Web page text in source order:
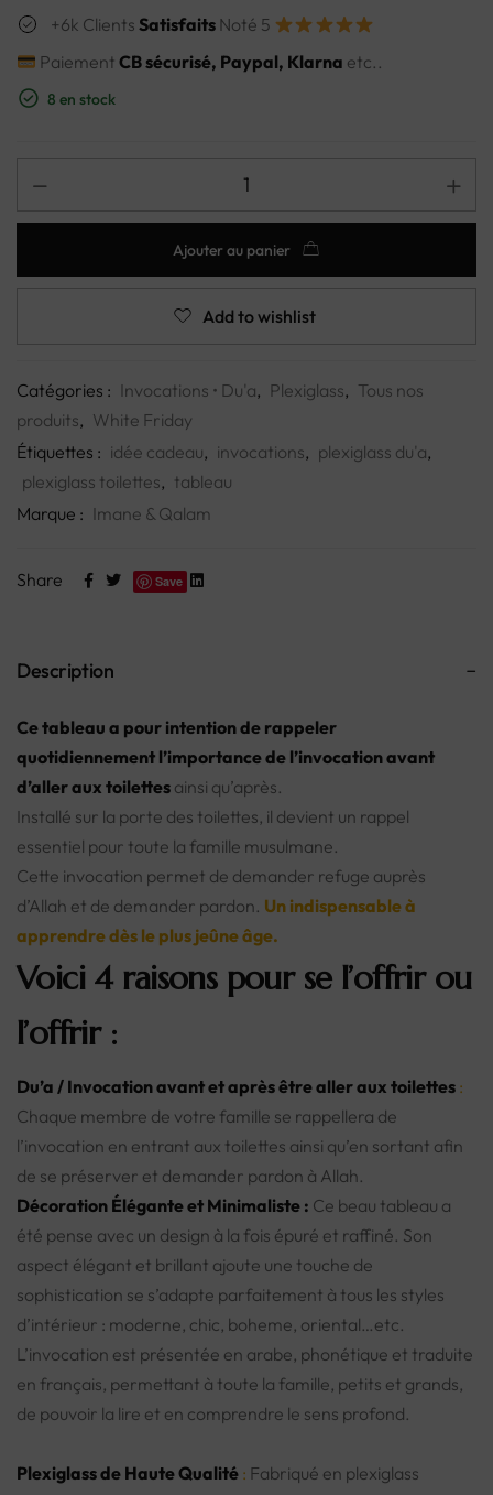
+6k Clients Satisfaits Noté 5
PaiementCB sécurisé, Paypal, Klarna etc..
8 en stock
Ajouter au panier
Add to wishlist
Catégories : Invocations • Du'a, Plexiglass, Tous nos
produits, White Friday
Étiquettes : idée cadeau, invocations, plexiglass du'a,
plexiglass toilettes, tableau
Marque : Imane & Qalam
Share Save
Description
Ce tableau a pour intention de rappeler
quotidiennement l’importance de l’invocation avant
d’aller aux toilettes ainsi qu’après.
Installé sur la porte des toilettes, il devient un rappel
essentiel pour toute la famille musulmane.
Cette invocation permet de demander refuge auprès
d’Allah et de demander pardon. Un indispensable à
apprendre dès le plus jeûne âge.
Voici 4 raisons pour se l’offrir ou
l’offrir :
Du’a / Invocation avant et après être aller aux toilettes :
Chaque membre de votre famille se rappellera de
l’invocation en entrant aux toilettes ainsi qu’en sortant afin
de se préserver et demander pardon à Allah.
Décoration Élégante et Minimaliste : Ce beau tableau a
été pense avec un design à la fois épuré et raffiné. Son
aspect élégant et brillant ajoute une touche de
sophistication se s’adapte parfaitement à tous les styles
d’intérieur : moderne, chic, boheme, oriental…etc.
L’invocation est présentée en arabe, phonétique et traduite
en français, permettant à toute la famille, petits et grands,
de pouvoir la lire et en comprendre le sens profond.
Plexiglass de Haute Qualité : Fabriqué en plexiglass